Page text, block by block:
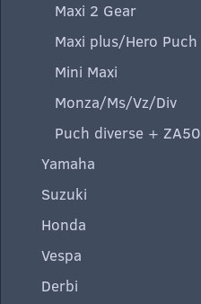
Maxi 2 Gear
Maxi plus/Hero Puch
Mini Maxi
Monza/Ms/Vz/Div
Puch diverse + ZA50
Yamaha
Suzuki
Honda
Vespa
Derbi